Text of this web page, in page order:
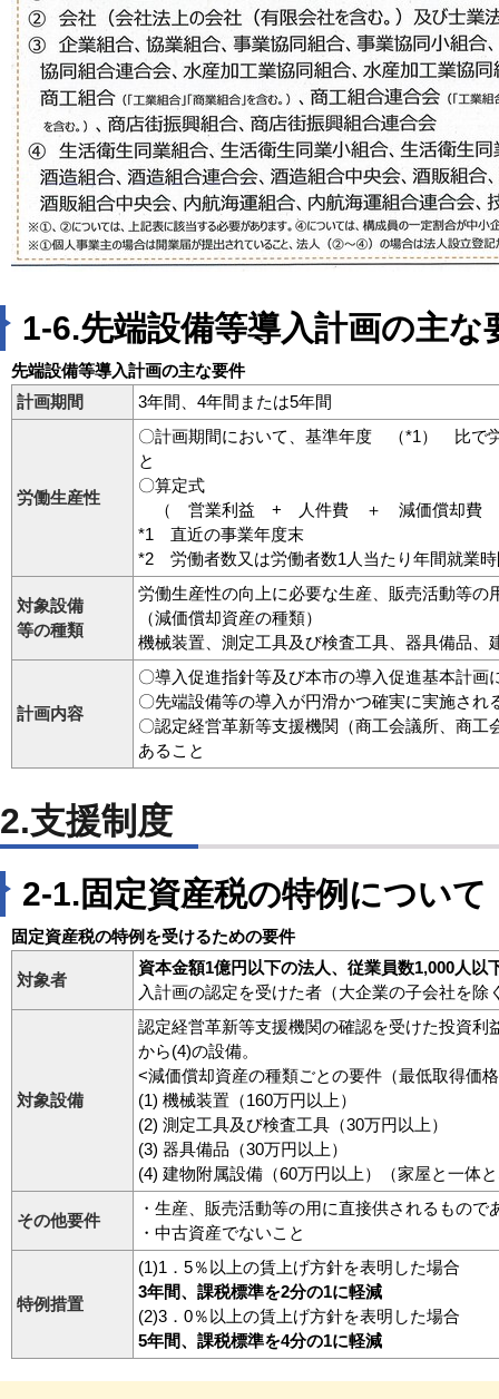
1-6.先端設備等導入計画の主な
先端設備等導入計画の主な要件
計画期間
3年間、4年間または5年間
労働生産性
〇計画期間において、基準年度 （*1） 比で
と
〇算定式
（ 営業利益 + 人件費 ＋ 減価償却費
*1 直近の事業年度末
*2 労働者数又は労働者数1人当たり年間就業
対象設備
等の種類
労働生産性の向上に必要な生産、販売活動等の
（減価償却資産の種類）
機械装置、測定工具及び検査工具、器具備品、
計画内容
〇導入促進指針等及び本市の導入促進基本計画
〇先端設備等の導入が円滑かつ確実に実施され
〇認定経営革新等支援機関（商工会議所、商
あること
2.支援制度
2‐1.固定資産税の特例について
固定資産税の特例を受けるための要件
対象者
資本金額1億円以下の法人、従業員数1,000人以
入計画の認定を受けた者（大企業の子会社を除
対象設備
認定経営革新等支援機関の確認を受けた投資利
から(4)の設備。
<減価償却資産の種類ごとの要件（最低取得価
(1) 機械装置（160万円以上）
(2) 測定工具及び検査工具（30万円以上）
(3) 器具備品（30万円以上）
(4) 建物附属設備（60万円以上）（家屋と一体
その他要件
・生産、販売活動等の用に直接供されるもので
・中古資産でないこと
特例措置
(1)1．5％以上の賃上げ方針を表明した場合
3年間、課税標準を2分の1に軽減
(2)3．0％以上の賃上げ方針を表明した場合
5年間、課税標準を4分の1に軽減